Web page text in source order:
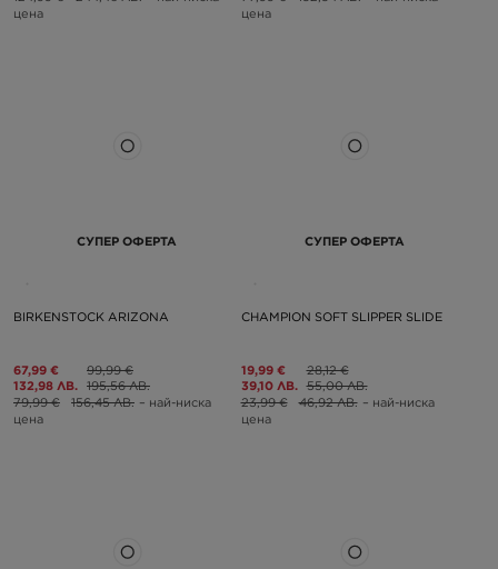
цена
цена
СУПЕР ОФЕРТА
BIRKENSTOCK ARIZONA
67,99 €
132,98 ЛВ.
99,99 €
195,56 ЛВ.
79,99 €
156,45 ЛВ. – най-ниска
цена
СУПЕР ОФЕРТА
CHAMPION SOFT SLIPPER SLIDE
19,99 €
39,10 ЛВ.
28,12 €
55,00 ЛВ.
23,99 €
46,92 ЛВ. – най-ниска
цена